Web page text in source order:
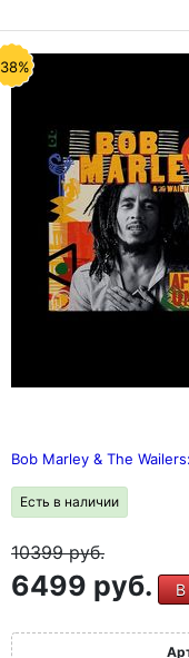
Bob Marley & The
Есть в наличии
10399руб.
6499 руб. В